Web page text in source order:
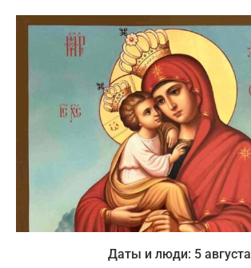
Даты и люди: 5 августа